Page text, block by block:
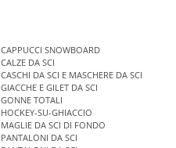
CAPPUCCI SNOWBOARD
CALZE DA SCI
CASCHI DA SCI E MASCHERE DA SCI
GIACCHE E GILET DA SCI
GONNE TOTALI
HOCKEY-SU-GHIACCIO
MAGLIE DA SCI DI FONDO
PANTALONI DA SCI